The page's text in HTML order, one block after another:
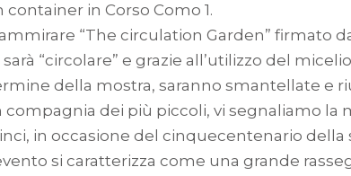
in Corso Como 1.
“The circulation Garden” firmato
“circolare” e grazie all’utilizzo del
della mostra, saranno smantellate e
compagnia dei più piccoli, vi segnaliamo la
in occasione del cinquecentenario della
si caratterizza come una grande